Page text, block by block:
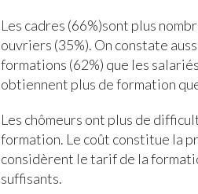
Les cadres (66%)sont plus
ouvriers (35%). On constate
formations (62%) que les
obtiennent plus de formation
Les chômeurs ont plus de
formation. Le coût constitue la
considèrent le tarif de la
suffisants.